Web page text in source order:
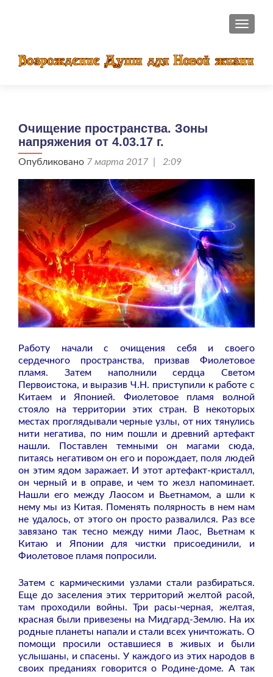
Очищение пространства. Зоны
напряжения от 4.03.17 г.
Опубликовано 7 марта 2017 | 2:09
Работу начали с очищения себя и своего
сердечного пространства, призвав Фиолетовое
пламя. Затем наполнили сердца Светом
Первоистока, и выразив Ч.Н. приступили к работе с
Китаем и Японией. Фиолетовое пламя волной
стояло на территории этих стран. В некоторых
местах проглядывали черные узлы, от них тянулись
нити негатива, по ним пошли и древний артефакт
нашли. Поставлен темными он магами сюда,
питаясь негативом он его и порождает, поля людей
он этим ядом заражает. И этот артефакт-кристалл,
он черный и в оправе, и чем то жезл напоминает.
Нашли его между Лаосом и Вьетнамом, а шли к
нему мы из Китая. Поменять полярность в нем нам
не удалось, от этого он просто развалился. Раз все
завязано так тесно между ними Лаос, Вьетнам к
Китаю и Японии для чистки присоединили, и
Фиолетовое пламя попросили.
Затем с кармическими узлами стали разбираться.
Еще до заселения этих территорий желтой расой,
там проходили войны. Три расы-черная, желтая,
красная были привезены на Мидгард-Землю. На их
родные планеты напали и стали всех уничтожать. О
помощи просили оставшиеся в живых и были
услышаны, и спасены. У каждого из этих народов в
своих преданиях говорится о Родине-доме. А так